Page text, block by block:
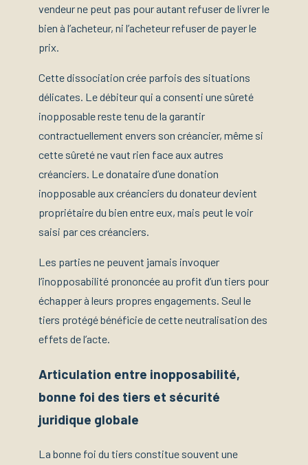
vendeur ne peut pas pour autant refuser de livrer le
bien à l’acheteur, ni l’acheteur refuser de payer le
prix.
Cette dissociation crée parfois des situations
délicates. Le débiteur qui a consenti une sûreté
inopposable reste tenu de la garantir
contractuellement envers son créancier, même si
cette sûreté ne vaut rien face aux autres
créanciers. Le donataire d’une donation
inopposable aux créanciers du donateur devient
propriétaire du bien entre eux, mais peut le voir
saisi par ces créanciers.
Les parties ne peuvent jamais invoquer
l’inopposabilité prononcée au profit d’un tiers pour
échapper à leurs propres engagements. Seul le
tiers protégé bénéficie de cette neutralisation des
effets de l’acte.
Articulation entre inopposabilité,
bonne foi des tiers et sécurité
juridique globale
La bonne foi du tiers constitue souvent une